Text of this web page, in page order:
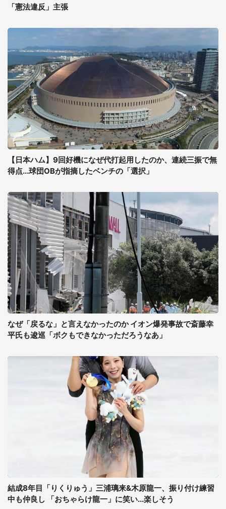
「憲法違反」主張
【日本ハム】9回好機になぜ代打起用したのか、連続三振で無
得点...球団OBが指摘したベンチの「選択」
なぜ「戻るな」と言えなかったのか イオン爆発事故で斎藤幸
平氏も逡巡「ボクもできなかっただろうなあ」
結成8年目「りくりゅう」三浦璃来&木原龍一、振り付け練習
中も仲良し 「おちゃらけ龍一」に笑い...楽しそう